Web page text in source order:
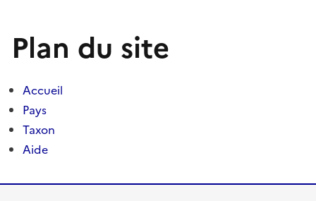
Plan du site
Accueil
Pays
Taxon
Aide